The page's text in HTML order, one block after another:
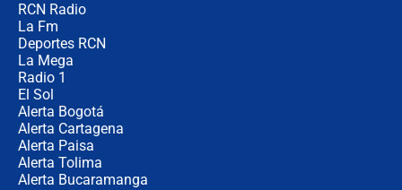
RCN Radio
La Fm
Deportes RCN
La Mega
Radio 1
El Sol
Alerta Bogotá
Alerta Cartagena
Alerta Paisa
Alerta Tolima
Alerta Bucaramanga